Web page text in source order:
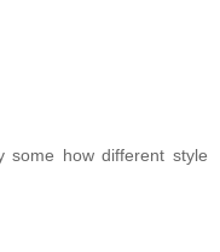
some how different style